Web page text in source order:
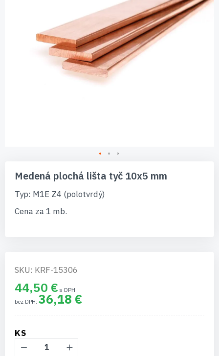
začiatok
galérie
obrázkov
Medená plochá lišta tyč 10x5 mm
Typ: M1E Z4 (polotvrdý)
Cena za 1 mb.
SKU: KRF-15306
44,50 €
36,18 €
KS